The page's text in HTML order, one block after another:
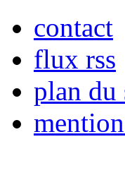
contact
flux rss
plan du